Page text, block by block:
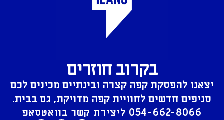
בקרוב חוזרים
יצאנו להפסקת קפה קצרה ובינתיים מכינים לכם
סניפים חדשים לחוויית קפה מדויקת, גם בבית.
054-662-8066